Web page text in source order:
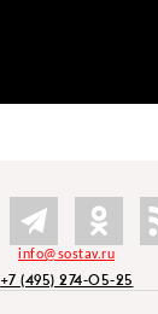
info@sostav.ru
+7 (495) 274-05-25